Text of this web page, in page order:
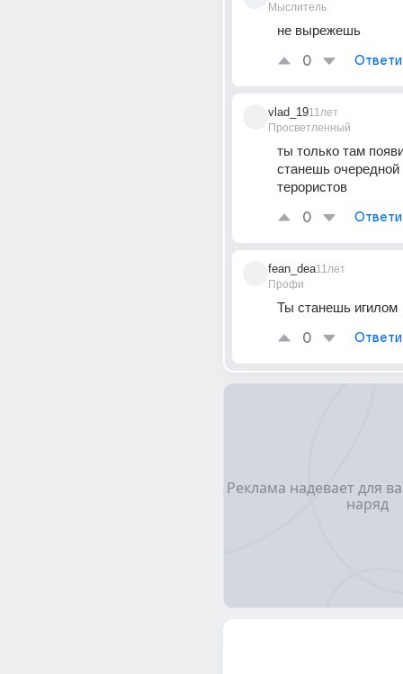
Мыслитель
не вырежешь
0
vlad_19
Просветленный
11лет
ты только там
станешь очередной
терористов
0
fean_dea
Профи
11лет
Ты станешь игилом
0